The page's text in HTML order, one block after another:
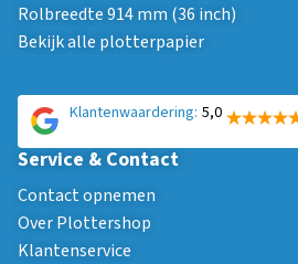
Rolbreedte 914 mm (36 inch)
Bekijk alle plotterpapier
Klantenwaardering: 5,0
Service & Contact
Contact opnemen
Over Plottershop
Klantenservice